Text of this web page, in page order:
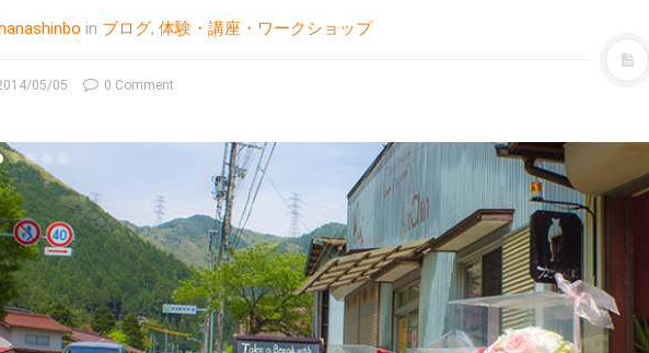
in ブログ, 体験・講座・ワークショップ
05/05 0 Comment